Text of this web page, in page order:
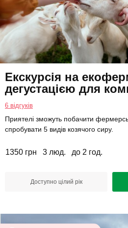
Екскурсія на
дегустацією для
6 відгуків
Приятелі зможуть побачити
спробувати 5 видів козячого сиру.
1350 грн 3 люд. до 2 год.
Доступно цілий рік